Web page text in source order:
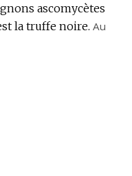
ascomycètes
la truffe noire. Au